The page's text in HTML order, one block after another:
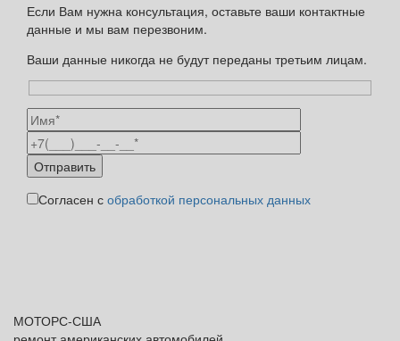
Если Вам нужна консультация, оставьте ваши контактные
данные и мы вам перезвоним.
Ваши данные никогда не будут переданы третьим лицам.
Согласен с обработкой персональных данных
МОТОРС-США